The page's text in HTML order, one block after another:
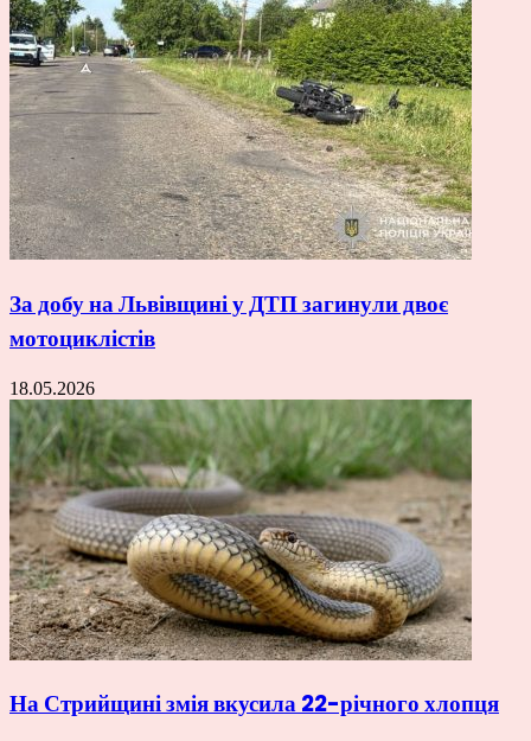
За добу на Львівщині у ДТП загинули двоє
мотоциклістів
18.05.2026
На Стрийщині змія вкусила 22-річного хлопця